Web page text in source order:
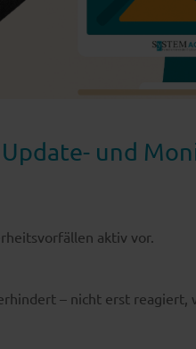
und
aktiv vor.
– nicht erst reagiert,